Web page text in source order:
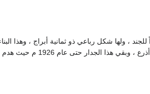
، ولها شكل رباعي ذو ثمانية أبراج ، وهذا
الزنكي عند ترميم القلعة حيث ارتفع جدارها حوالي تسعة